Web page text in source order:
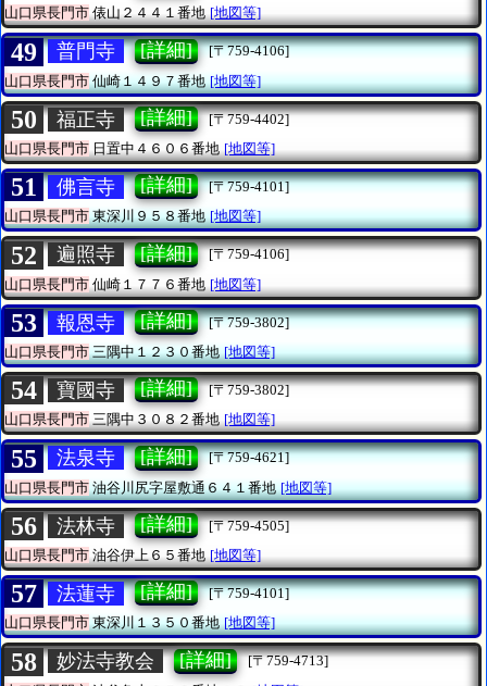
山口県長門市俵山２４４１番地 [地図等]
49 普門寺 [詳細]
[〒759-4106]
山口県長門市仙崎１４９７番地 [地図等]
50 福正寺 [詳細]
[〒759-4402]
山口県長門市日置中４６０６番地 [地図等]
51 佛言寺 [詳細]
[〒759-4101]
山口県長門市東深川９５８番地 [地図等]
52 遍照寺 [詳細]
[〒759-4106]
山口県長門市 仙崎１７７６番地 [地図等]
53 報恩寺 [詳細]
[〒759-3802]
山口県長門市三隅中１２３０番地 [地図等]
54 寶國寺 [詳細]
[〒759-3802]
山口県長門市三隅中３０８２番地 [地図等]
55 法泉寺 [詳細]
[〒759-4621]
山口県長門市油谷川尻字屋敷通６４１番地 [地図等]
56 法林寺 [詳細]
[〒759-4505]
山口県長門市油谷伊上６５番地 [地図等]
57 法蓮寺 [詳細]
[〒759-4101]
山口県長門市東深川１３５０番地 [地図等]
58 妙法寺教会 [詳細]
[〒759-4713]